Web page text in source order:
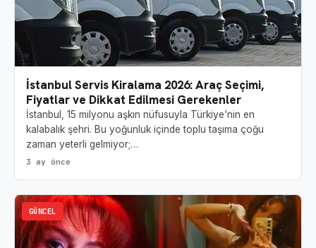
İstanbul Servis Kiralama 2026: Araç Seçimi,
Fiyatlar ve Dikkat Edilmesi Gerekenler
İstanbul, 15 milyonu aşkın nüfusuyla Türkiye’nin en
kalabalık şehri. Bu yoğunluk içinde toplu taşıma çoğu
zaman yeterli gelmiyor;…
3 ay önce
GÜNCEL